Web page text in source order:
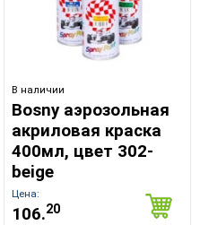
В наличии
Bosny аэрозольная
акриловая краска
400мл, цвет 302-
beige
Цена:
106.20